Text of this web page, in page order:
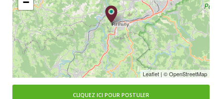
Leaflet | ©OpenStreetMap
CLIQUEZ ICI POUR POSTULER